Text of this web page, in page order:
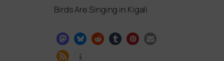
Birds Are Singing in Kigali